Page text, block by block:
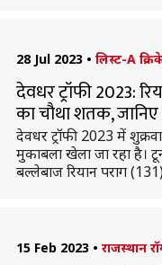
28 Jul 2023 • लिस्ट-A
देवधर ट्रॉफी 2023:
का चौथा शतक,
देवधर ट्रॉफी 2023 में
मुकाबला खेला जा रहा है।
बल्लेबाज रियान पराग
15 Feb 2023 • राजस्थान